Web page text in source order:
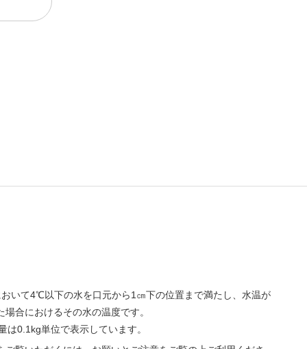
いて4℃以下の水を口元から1㎝下の位置まで満たし、水温が
合におけるその水の温度です。
は0.1kg単位で表示しています。